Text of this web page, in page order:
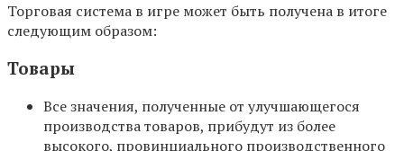
Торговая система в игре может быть получена в итоге
следующим образом:
Товары
Все значения, полученные от улучшающегося
производства товаров, прибудут из более
высокого, провинциального производственного